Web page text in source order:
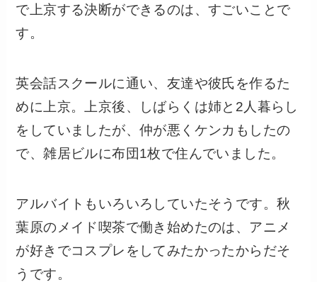
で上京する決断ができるのは、すごいことで
す。
英会話スクールに通い、友達や彼氏を作るた
めに上京。上京後、しばらくは姉と2人暮らし
をしていましたが、仲が悪くケンカもしたの
で、雑居ビルに布団1枚で住んでいました。
アルバイトもいろいろしていたそうです。秋
葉原のメイド喫茶で働き始めたのは、アニメ
が好きでコスプレをしてみたかったからだそ
うです。